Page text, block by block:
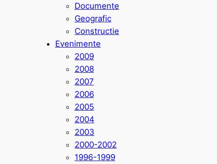
Documente
Geografic
Constructie
Evenimente
2009
2008
2007
2006
2005
2004
2003
2000-2002
1996-1999